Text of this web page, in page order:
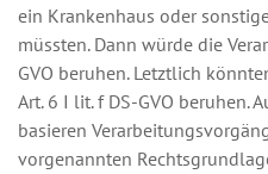
ein Krankenhaus oder
müssten. Dann würde die
GVO beruhen. Letztlich
Art. 6 I lit. f DS-GVO beruhen.
basieren
vorgenannten